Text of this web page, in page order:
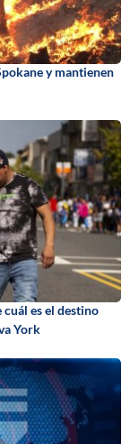
y mantienen
cuál es el destino
York